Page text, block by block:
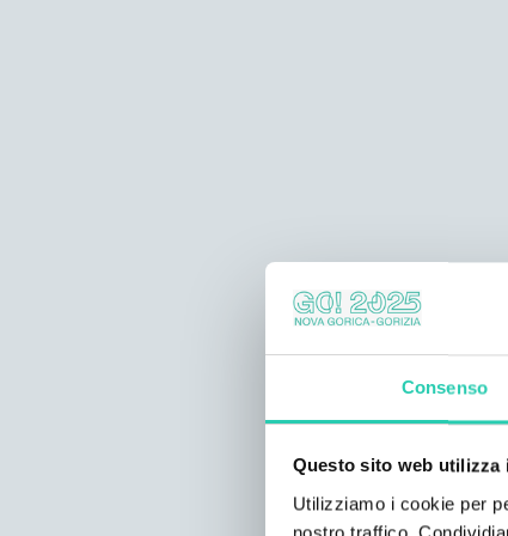
Consenso
Questo sito web utilizza
Utilizziamo i cookie per